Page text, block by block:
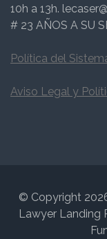
10h a 13h.
# 23 AÑOS A SU
Política del
Aviso Legal y
© Copyright
Lawyer Landing